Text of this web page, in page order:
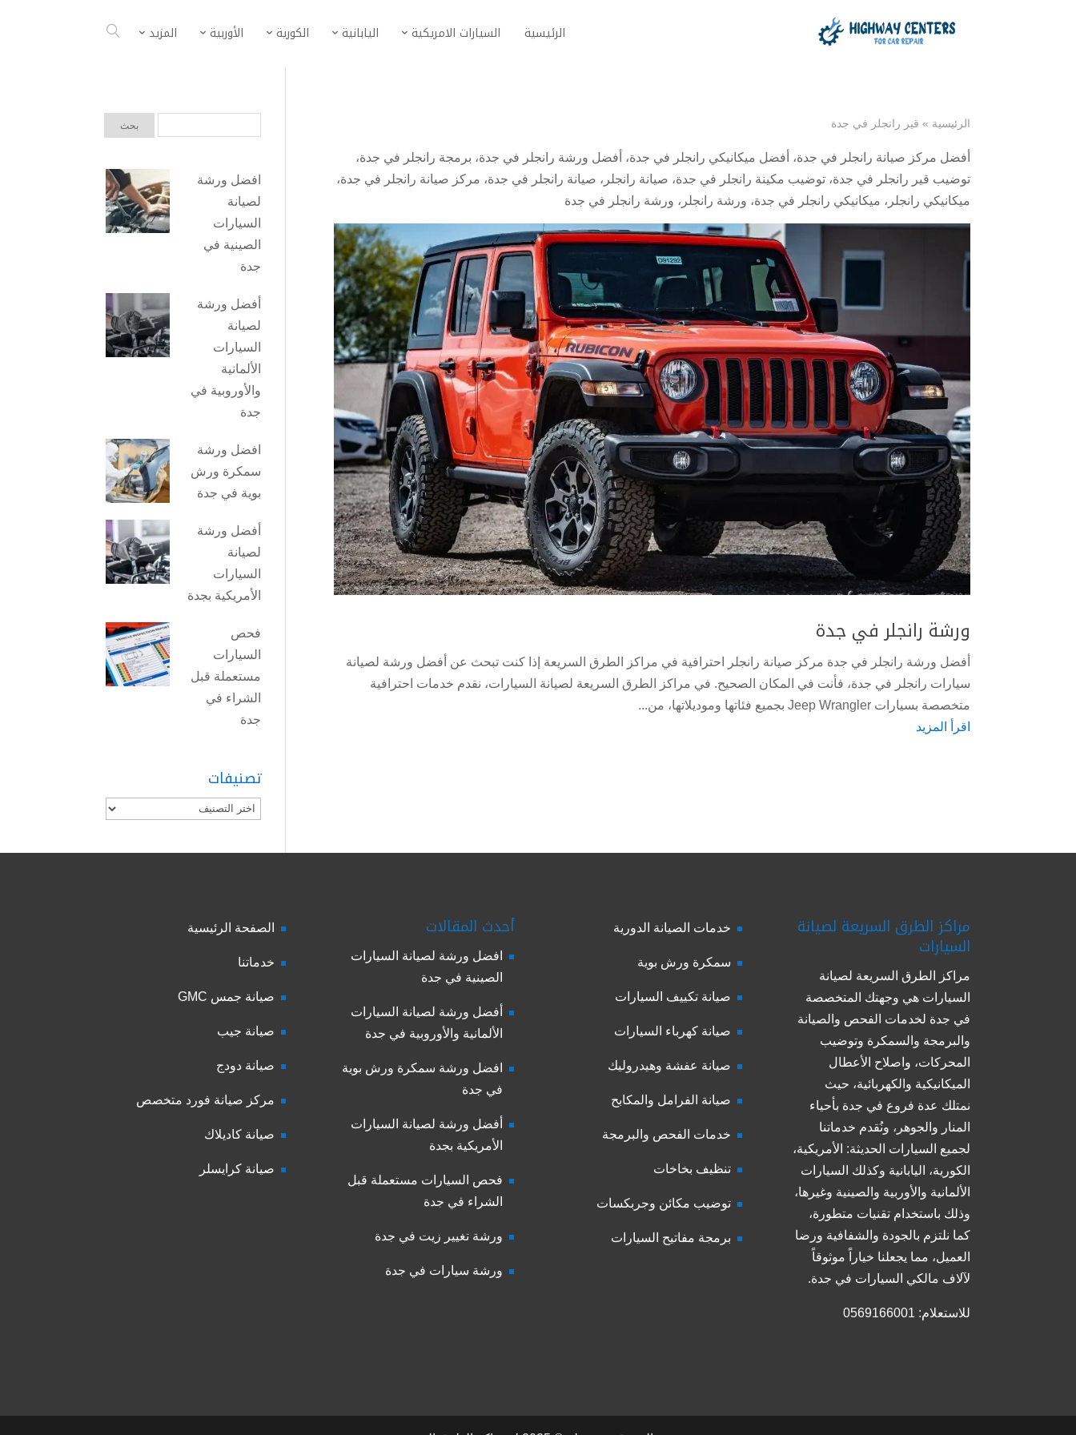
الرئيسية السيارات الامريكية اليابانية الكورية الأوربية المزيد
الرئيسية » قير رانجلر في جدة
أفضل مركز صيانة رانجلر في جدة، أفضل ميكانيكي رانجلر في جدة، أفضل ورشة رانجلر في جدة، برمجة رانجلر في جدة،
توضيب قير رانجلر في جدة، توضيب مكينة رانجلر في جدة، صيانة رانجلر ، صيانة رانجلر في جدة، مركز صيانة رانجلر في جدة،
ميكانيكي رانجلر ، ميكانيكي رانجلر في جدة، ورشة رانجلر ، ورشة رانجلر في جدة
ورشة رانجلر في جدة
أفضل ورشة رانجلر في جدة مركز صيانة رانجلر احترافية في مراكز الطرق السريعة إذا كنت تبحث عن أفضل ورشة لصيانة
سيارات رانجلر في جدة، فأنت في المكان الصحيح. في مراكز الطرق السريعة لصيانة السيارات، نقدم خدمات احترافية
متخصصة بسيارات Jeep Wrangler بجميع فئاتها وموديلاتها، من...
اقرأ المزيد
افضل ورشة
لصيانة
السيارات
الصينية في
جدة
أفضل ورشة
لصيانة
السيارات
الألمانية
والأوروبية في
جدة
افضل ورشة
سمكرة ورش
بوية في جدة
أفضل ورشة
لصيانة
السيارات
الأمريكية بجدة
فحص
السيارات
مستعملة قبل
الشراء في
جدة
تصنيفات
تصنيفات
مراكز الطرق السريعة لصيانة
السيارات
مراكز الطرق السريعة لصيانة
السيارات هي وجهتك المتخصصة
في جدة لخدمات الفحص والصيانة
والبرمجة والسمكرة وتوضيب
المحركات، واصلاح الأعطال
الميكانيكية والكهربائية، حيث
نمتلك عدة فروع في جدة بأحياء
المنار والجوهر، ونُقدم خدماتنا
لجميع السيارات الحديثة: الأمريكية،
الكورية، اليابانية وكذلك السيارات
الألمانية والأوربية والصينية وغيرها،
وذلك باستخدام تقنيات متطورة،
كما نلتزم بالجودة والشفافية ورضا
العميل، مما يجعلنا خياراً موثوقاً
لآلاف مالكي السيارات في جدة.
للاستعلام: 0569166001
خدمات الصيانة الدورية
سمكرة ورش بوية
صيانة تكييف السيارات
صيانة كهرباء السيارات
صيانة عفشة وهيدروليك
صيانة الفرامل والمكابح
خدمات الفحص والبرمجة
تنظيف بخاخات
توضيب مكائن وجربكسات
برمجة مفاتيح السيارات
أحدث المقالات
افضل ورشة لصيانة السيارات
الصينية في جدة
أفضل ورشة لصيانة السيارات
الألمانية والأوروبية في جدة
افضل ورشة سمكرة ورش بوية
في جدة
أفضل ورشة لصيانة السيارات
الأمريكية بجدة
فحص السيارات مستعملة قبل
الشراء في جدة
ورشة تغيير زيت في جدة
ورشة سيارات في جدة
الصفحة الرئيسية
خدماتنا
صيانة جمس GMC
صيانة جيب
صيانة دودج
مركز صيانة فورد متخصص
صيانة كاديلاك
صيانة كرايسلر